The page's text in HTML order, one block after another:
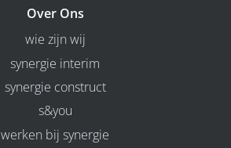
Over Ons
wie zijn wij
synergie interim
synergie construct
s&you
werken bij synergie